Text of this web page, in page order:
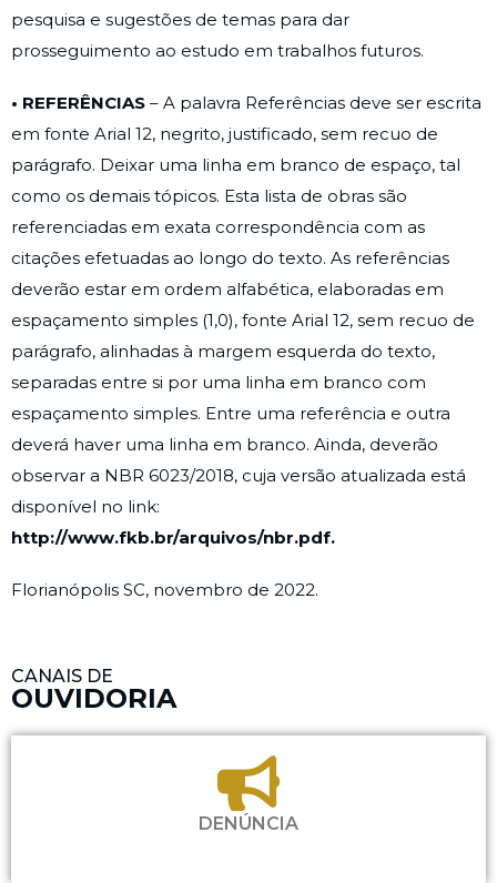
pesquisa e sugestões de temas para dar
prosseguimento ao estudo em trabalhos futuros.
• REFERÊNCIAS – A palavra Referências deve ser escrita
em fonte Arial 12, negrito, justificado, sem recuo de
parágrafo. Deixar uma linha em branco de espaço, tal
como os demais tópicos. Esta lista de obras são
referenciadas em exata correspondência com as
citações efetuadas ao longo do texto. As referências
deverão estar em ordem alfabética, elaboradas em
espaçamento simples (1,0), fonte Arial 12, sem recuo de
parágrafo, alinhadas à margem esquerda do texto,
separadas entre si por uma linha em branco com
espaçamento simples. Entre uma referência e outra
deverá haver uma linha em branco. Ainda, deverão
observar a NBR 6023/2018, cuja versão atualizada está
disponível no link:
http://www.fkb.br/arquivos/nbr.pdf.
Florianópolis SC, novembro de 2022.
CANAIS DE
OUVIDORIA
DENÚNCIA